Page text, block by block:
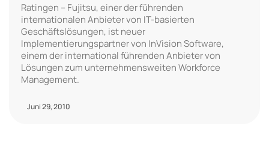
Ratingen – Fujitsu, einer der führenden
internationalen Anbieter von IT-basierten
Geschäftslösungen, ist neuer
Implementierungspartner von InVision Software,
einem der international führenden Anbieter von
Lösungen zum unternehmensweiten Workforce
Management.
Juni 29, 2010